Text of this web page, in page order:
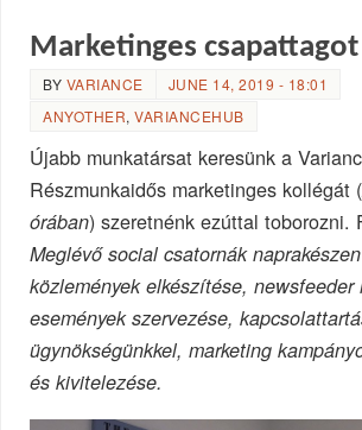
Marketinges
BY VARIANCE
JUNE 14, 2019 - 18:01
ANYOTHER,VARIANCEHUB
Újabb munkatársat keresünk a
Részmunkaidős marketinges kollégát (
órában) szeretnénk ezúttal toborozni.
Meglévő social csatornák
közlemények elkészítése, newsfeeder
események szervezése,
ügynökségünkkel, marketing
és kivitelezése.